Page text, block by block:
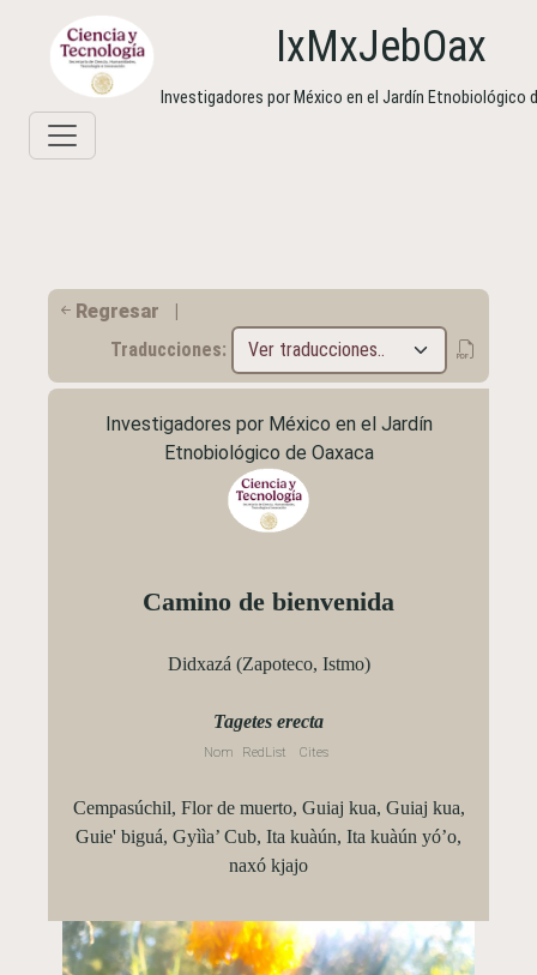
IxMxJebOax
Investigadores por México en el Jardín Etnobiológico
Regresar
|
Traducciones:
Investigadores por México en el Jardín
Etnobiológico de Oaxaca
Camino de bienvenida
Didxazá (Zapoteco, Istmo)
Tagetes erecta
Nom RedList Cites
Cempasúchil, Flor de muerto, Guiaj kua, Guiaj kua,
Guie' biguá, Gyììa’ Cub, Ita kuàún, Ita kuàún yó’o,
naxó kjajo